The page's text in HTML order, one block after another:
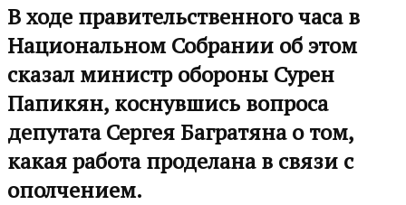
В ходе правительственного часа в
Национальном Собрании об этом
сказал министр обороны Сурен
Папикян, коснувшись вопроса
депутата Сергея Багратяна о том,
какая работа проделана в связи с
ополчением.